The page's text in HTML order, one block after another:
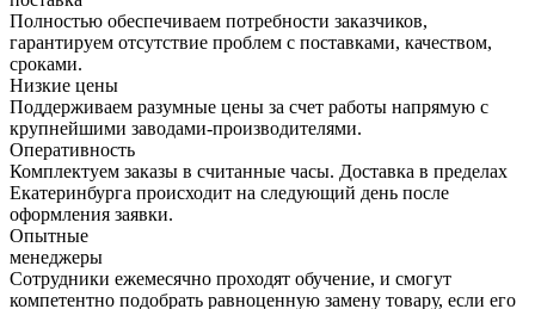
Полностью обеспечиваем потребности заказчиков,
гарантируем отсутствие проблем с поставками, качеством,
сроками.
Низкие цены
Поддерживаем разумные цены за счет работы напрямую с
крупнейшими заводами-производителями.
Оперативность
Комплектуем заказы в считанные часы. Доставка в пределах
Екатеринбурга происходит на следующий день после
оформления заявки.
Опытные
менеджеры
Сотрудники ежемесячно проходят обучение, и смогут
компетентно подобрать равноценную замену товару, если его